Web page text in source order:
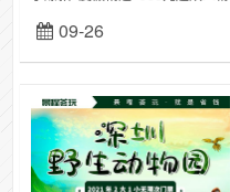
周边[最大五钻]酒店--上海智微世
纪丽呈酒店1晚+双人门票（售卖
09-26